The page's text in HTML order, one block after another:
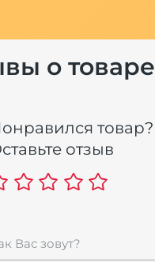
о товаре
товар?
отзыв
Вас зовут?